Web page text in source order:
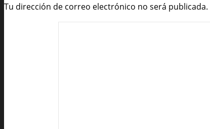
Tu dirección de correo electrónico no será publicada.